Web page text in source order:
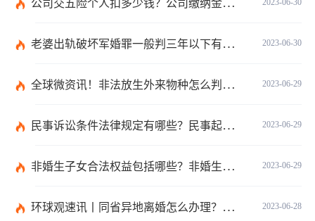
2023-06-30
公司交五险个人扣多少钱？公司缴纳金额的算法是什么？|每日短讯
2023-06-30
老婆出轨破坏军婚罪一般判三年以下有期徒刑吗？
2023-06-29
全球微资讯！非法放生外来物种怎么判？放生归哪个部门管？
2023-06-29
民事诉讼条件法律规定有哪些？民事起诉的流程的是怎样的？
2023-06-29
非婚生子女合法权益包括哪些？非婚生子女继承财产的条件是什么？ 全球热点评
2023-06-28
环球观速讯丨同省异地离婚怎么办理？夫妻异地离婚须准备哪些资料？